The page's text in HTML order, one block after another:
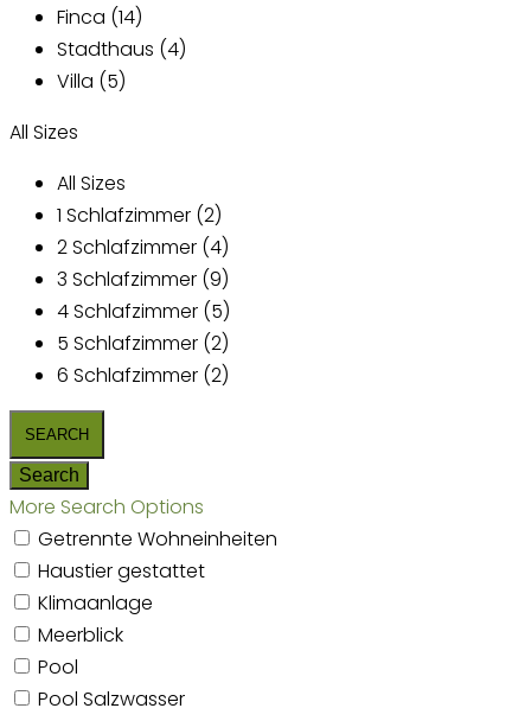
Finca (14)
Stadthaus (4)
Villa (5)
All Sizes
All Sizes
1 Schlafzimmer (2)
2 Schlafzimmer (4)
3 Schlafzimmer (9)
4 Schlafzimmer (5)
5 Schlafzimmer (2)
6 Schlafzimmer (2)
More Search Options
Getrennte Wohneinheiten
Haustier gestattet
Klimaanlage
Meerblick
Pool
Pool Salzwasser